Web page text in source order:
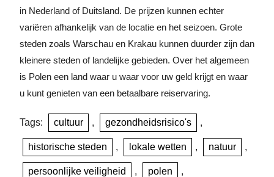
in Nederland of Duitsland. De prijzen kunnen echter
variëren afhankelijk van de locatie en het seizoen. Grote
steden zoals Warschau en Krakau kunnen duurder zijn dan
kleinere steden of landelijke gebieden. Over het algemeen
is Polen een land waar u waar voor uw geld krijgt en waar
u kunt genieten van een betaalbare reiservaring.
Tags: cultuur , gezondheidsrisico's ,
historische steden , lokale wetten , natuur ,
persoonlijke veiligheid , polen ,